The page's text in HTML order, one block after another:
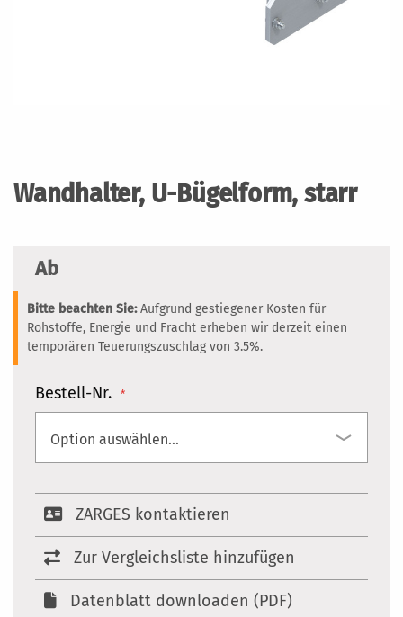
Wandhalter, U-Bügelform, starr
Ab
Bitte beachten Sie:Aufgrund gestiegener Kosten für
Rohstoffe, Energie und Fracht erheben wir derzeit einen
temporären Teuerungszuschlag von 3.5%.
Bestell-Nr.
ZARGES kontaktieren
Zur Vergleichsliste hinzufügen
Datenblatt downloaden (PDF)
Bildergalerie